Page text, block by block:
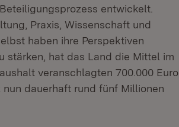
entwickelt.
Praxis, Wissenschaft und
haben ihre Perspektiven
Fenster)
stärken, hat das Land die Mittel im
veranschlagten 700.000 Euro
dauerhaft rund fünf Millionen